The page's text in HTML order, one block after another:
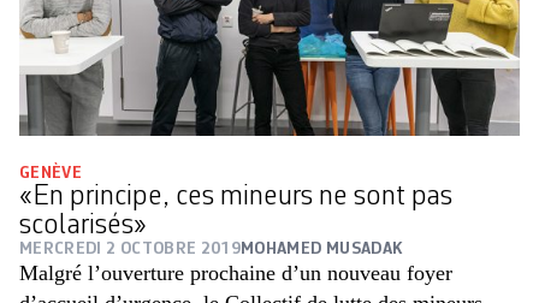
GENÈVE
«En principe, ces mineurs ne sont pas
scolarisés»
MERCREDI 2 OCTOBRE 2019 MOHAMED MUSADAK
Malgré l’ouverture prochaine d’un nouveau foyer